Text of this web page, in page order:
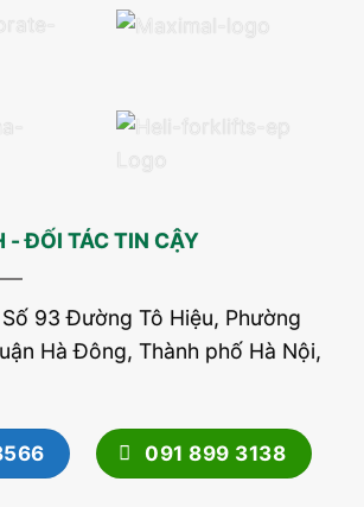
- ĐỐI TÁC TIN CẬY
93 Đường Tô Hiệu, Phường
Hà Đông, Thành phố Hà Nội,
091 899 3138